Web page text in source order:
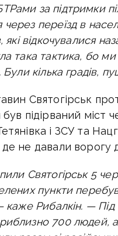
за підтримки
через переїзд в
які відкочувалися
така тактика, бо
Були кілька градів,
Святогірськ
підірваний міст
і ЗСУ та
не давали ворогу
Святогірськ 5
пункти
каже Рибалкін. — Під
700 людей, а